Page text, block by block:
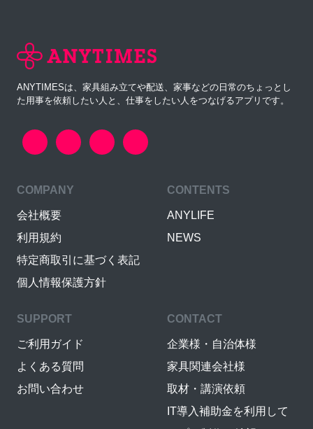
ANYTIMESは、家具組み立てや配送、家事などの日常のちょっとし
た用事を依頼したい人と、仕事をしたい人をつなげるアプリです。
COMPANY
会社概要
利用規約
特定商取引に基づく表記
個人情報保護方針
CONTENTS
ANYLIFE
NEWS
SUPPORT
ご利用ガイド
よくある質問
お問い合わせ
CONTACT
企業様・自治体様
家具関連会社様
取材・講演依頼
IT導入補助金を利用して